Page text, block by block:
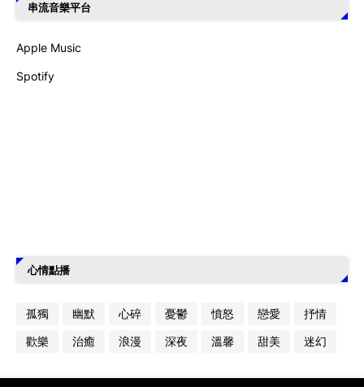
串流音樂平台
Apple Music
Spotify
心情點播
孤獨 幽默 心碎 憂鬱 憤怒 戀愛
抒情
歡樂
治癒 浪漫 深夜 溫馨 甜美 迷幻